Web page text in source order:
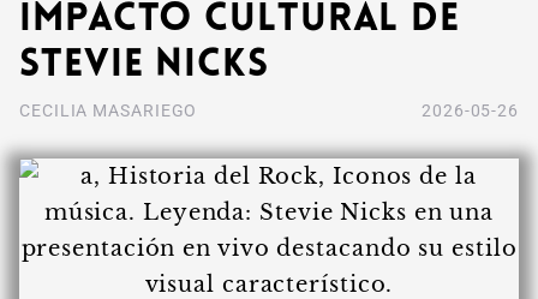
impacto cultural de
Stevie Nicks
CECILIA MASARIEGO 2026-05-26